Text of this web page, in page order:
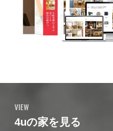
VIEW
4uの家を見る